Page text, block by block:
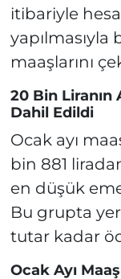
itibariyle
yapılmasıyla
maaşlarını
20 Bin Liranın
Dahil Edildi
Ocak ayı
bin 881
en düşük
Bu grupta
tutar kadar
Ocak Ayı